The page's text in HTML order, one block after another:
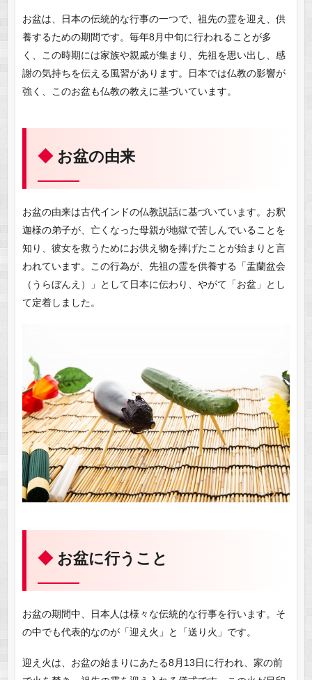
お盆は、日本の伝統的な行事の一つで、祖先の霊を迎え、供
養するための期間です。毎年8月中旬に行われることが多
く、この時期には家族や親戚が集まり、先祖を思い出し、感
謝の気持ちを伝える風習があります。日本では仏教の影響が
強く、このお盆も仏教の教えに基づいています。
お盆の由来
お盆の由来は古代インドの仏教説話に基づいています。お釈
迦様の弟子が、亡くなった母親が地獄で苦しんでいることを
知り、彼女を救うためにお供え物を捧げたことが始まりと言
われています。この行為が、先祖の霊を供養する「盂蘭盆会
（うらぼんえ）」として日本に伝わり、やがて「お盆」とし
て定着しました。
お盆に行うこと
お盆の期間中、日本人は様々な伝統的な行事を行います。そ
の中でも代表的なのが「迎え火」と「送り火」です。
迎え火は、お盆の始まりにあたる8月13日に行われ、家の前